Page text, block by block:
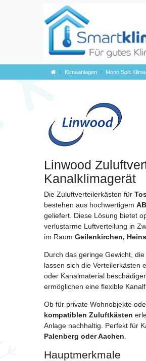
Klimaanlagen Mono Split
Linwood
Kanalklimagerät
Die Zuluftverteilerkästen für
bestehen aus hochwertigem
geliefert. Diese Lösung bietet
verlustarme Luftverteilung in
im Raum Geilenkirchen,
Durch das geringe Gewicht,
lassen sich die Verteilerkästen
oder Kanalmaterial
ermöglichen eine flexible
Ob für private Wohnobjekte
kompatiblen Zuluftkästen
Anlage nachhaltig. Perfekt für
Palenberg oder Aachen
Hauptmerkmale